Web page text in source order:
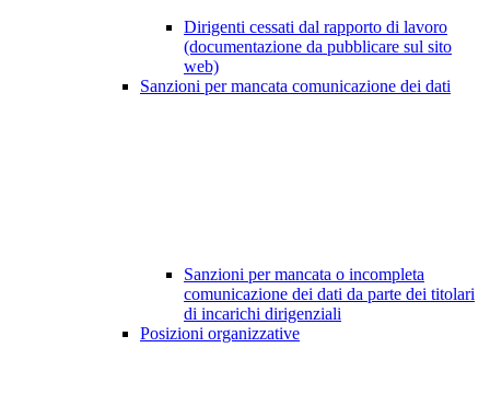
Dirigenti cessati dal rapporto di lavoro
(documentazione da pubblicare sul sito
web)
Sanzioni per mancata comunicazione dei dati
Sanzioni per mancata o incompleta
comunicazione dei dati da parte dei titolari
di incarichi dirigenziali
Posizioni organizzative